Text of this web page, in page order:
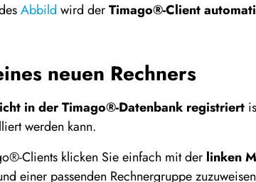
Abbild wird derTimago®-Client
neuen Rechners
in der Timago®-Datenbank registriert
werden kann.
Clients klicken Sie einfach mit der linken
einer passenden Rechnergruppe